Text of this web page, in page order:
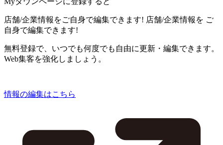
店舗/企業情報をご自身で編集できます! 店舗/企業情報を ご
自身で編集できます!
無料登録で、いつでも何度でも自由に更新・編集できます。
Web集客を強化しましょう。
情報の編集はこちら